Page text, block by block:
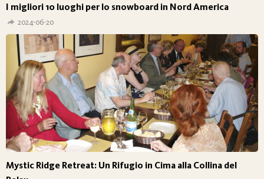
I migliori 10 luoghi per lo snowboard in Nord America
2024-06-20
Mystic Ridge Retreat: Un Rifugio in Cima alla Collina del